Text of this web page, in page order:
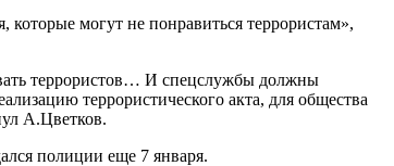
могут не понравиться террористам»,
террористов… И спецслужбы должны
террористического акта, для общества
А.Цветков.
полиции еще 7 января.